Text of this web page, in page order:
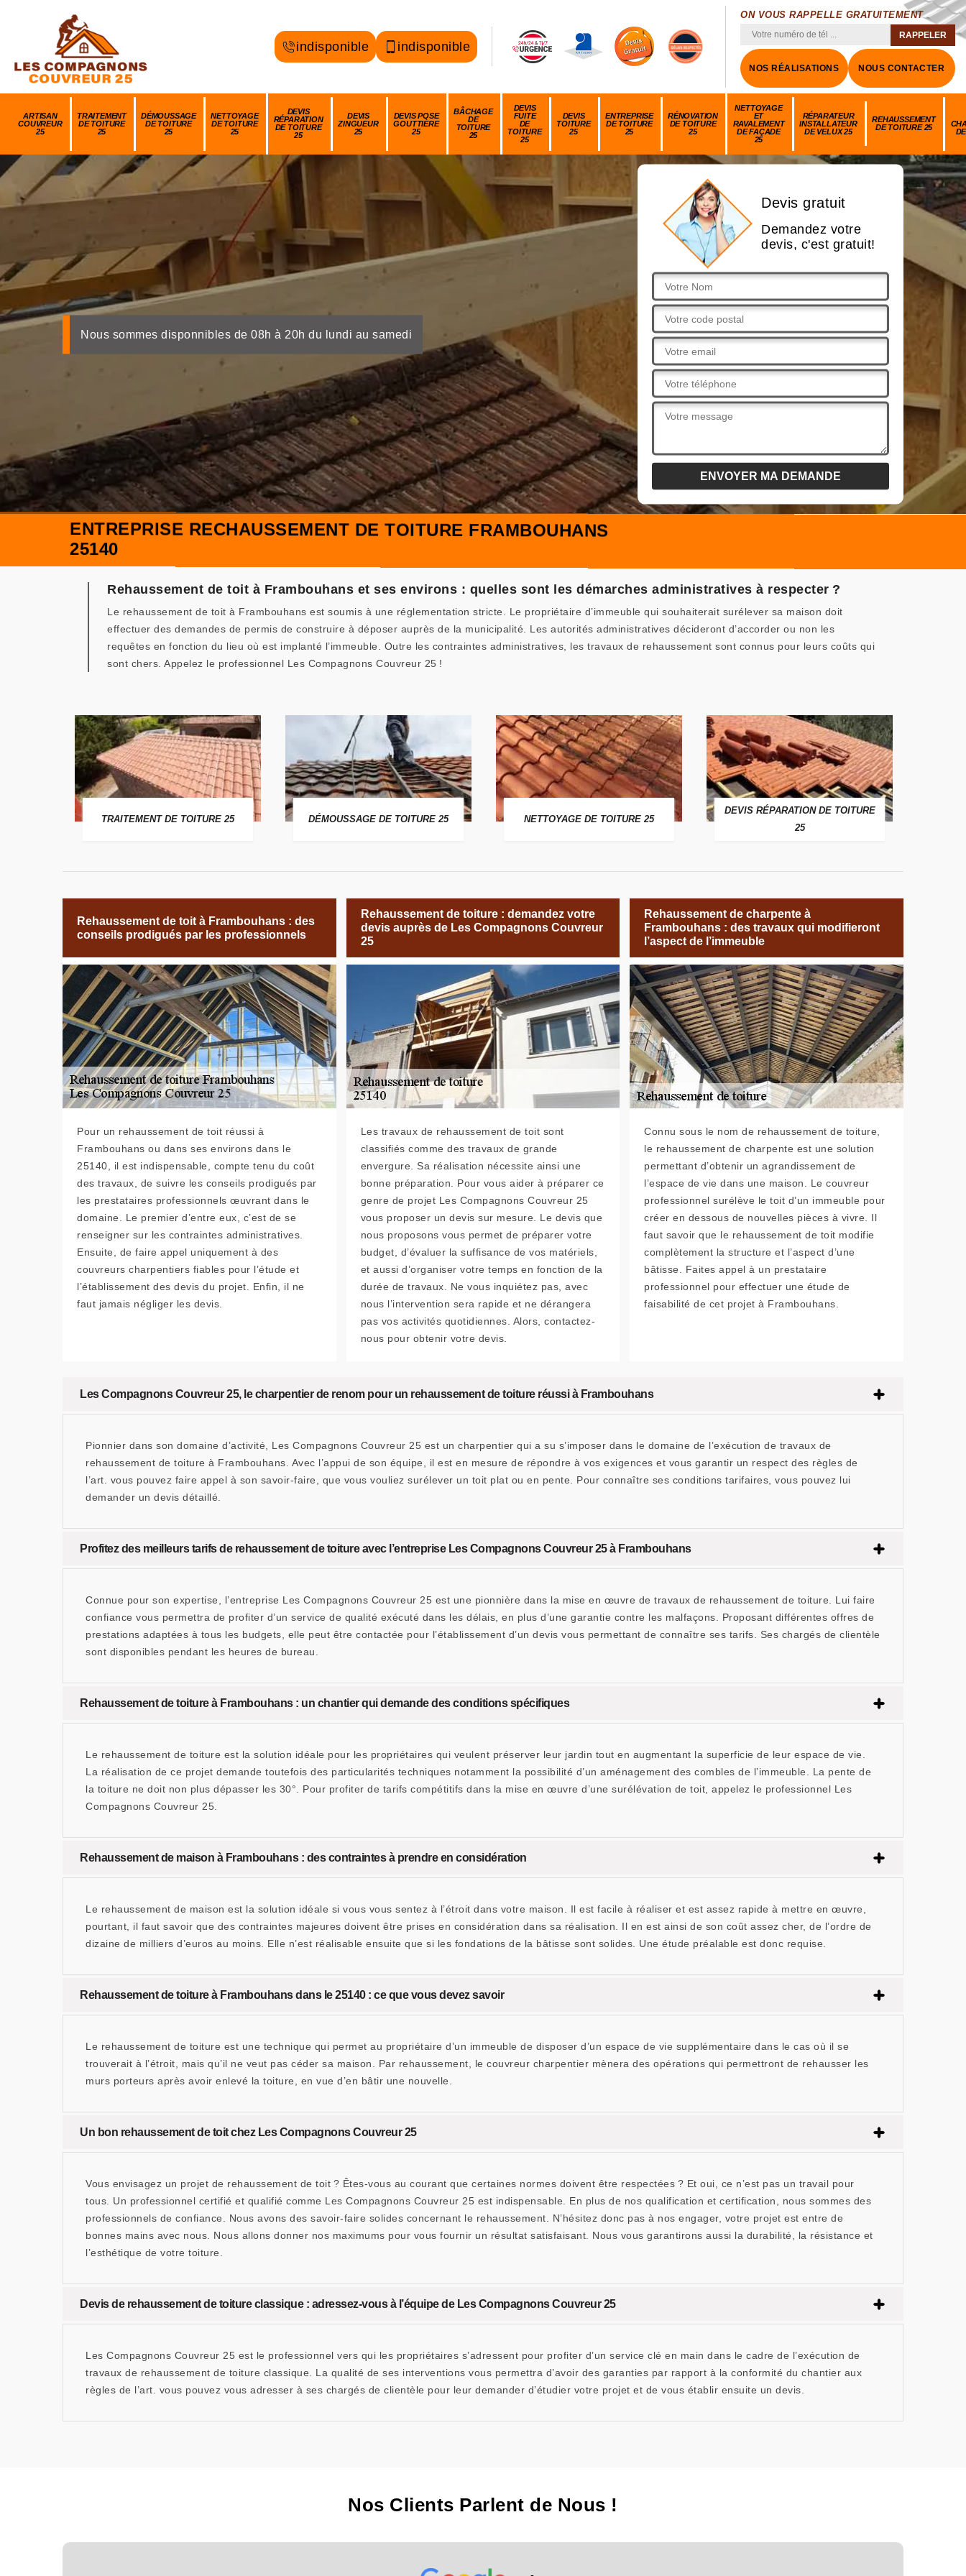
ON VOUS RAPPELLE GRATUITEMENT
NOS RÉALISATIONS NOUS CONTACTER
ARTISAN
COUVREUR
25
TRAITEMENT
DE TOITURE
25
DÉMOUSSAGE
DE TOITURE
25
NETTOYAGE
DE TOITURE
25
DEVIS
RÉPARATION
DE TOITURE
25
DEVIS
ZINGUEUR
25
DEVIS POSE
GOUTTIÈRE
25
BÂCHAGE
DE
TOITURE
25
DEVIS
FUITE
DE
TOITURE
25
DEVIS
TOITURE
25
ENTREPRISE
DE TOITURE
25
RÉNOVATION
DE TOITURE
25
NETTOYAGE
ET
RAVALEMENT
DE FAÇADE
25
RÉPARATEUR
INSTALLATEUR
DE VELUX 25
REHAUSSEMENT
DE TOITURE 25
Nous sommes disponnibles de 08h à 20h du lundi au samedi
Devis gratuit
Demandez votre
devis, c'est gratuit!
ENTREPRISE RECHAUSSEMENT DE TOITURE FRAMBOUHANS
25140
Rehaussement de toit à Frambouhans et ses environs : quelles sont les démarches administratives à respecter ?
Le rehaussement de toit à Frambouhans est soumis à une réglementation stricte. Le propriétaire d’immeuble qui souhaiterait surélever sa maison doit
effectuer des demandes de permis de construire à déposer auprès de la municipalité. Les autorités administratives décideront d’accorder ou non les
requêtes en fonction du lieu où est implanté l’immeuble. Outre les contraintes administratives, les travaux de rehaussement sont connus pour leurs coûts qui
sont chers. Appelez le professionnel Les Compagnons Couvreur 25 !
TRAITEMENT DE TOITURE 25 DÉMOUSSAGE DE TOITURE 25 NETTOYAGE DE TOITURE 25
DEVIS RÉPARATION DE TOITURE
25
Rehaussement de toit à Frambouhans : des
conseils prodigués par les professionnels
Pour un rehaussement de toit réussi à
Frambouhans ou dans ses environs dans le
25140, il est indispensable, compte tenu du coût
des travaux, de suivre les conseils prodigués par
les prestataires professionnels œuvrant dans le
domaine. Le premier d’entre eux, c’est de se
renseigner sur les contraintes administratives.
Ensuite, de faire appel uniquement à des
couvreurs charpentiers fiables pour l’étude et
l’établissement des devis du projet. Enfin, il ne
faut jamais négliger les devis.
Rehaussement de toiture : demandez votre
devis auprès de Les Compagnons Couvreur
25
Les travaux de rehaussement de toit sont
classifiés comme des travaux de grande
envergure. Sa réalisation nécessite ainsi une
bonne préparation. Pour vous aider à préparer ce
genre de projet Les Compagnons Couvreur 25
vous proposer un devis sur mesure. Le devis que
nous proposons vous permet de préparer votre
budget, d’évaluer la suffisance de vos matériels,
et aussi d’organiser votre temps en fonction de la
durée de travaux. Ne vous inquiétez pas, avec
nous l’intervention sera rapide et ne dérangera
pas vos activités quotidiennes. Alors, contactez-
nous pour obtenir votre devis.
Rehaussement de charpente à
Frambouhans : des travaux qui modifieront
l’aspect de l’immeuble
Connu sous le nom de rehaussement de toiture,
le rehaussement de charpente est une solution
permettant d’obtenir un agrandissement de
l’espace de vie dans une maison. Le couvreur
professionnel surélève le toit d’un immeuble pour
créer en dessous de nouvelles pièces à vivre. Il
faut savoir que le rehaussement de toit modifie
complètement la structure et l’aspect d’une
bâtisse. Faites appel à un prestataire
professionnel pour effectuer une étude de
faisabilité de cet projet à Frambouhans.
Les Compagnons Couvreur 25, le charpentier de renom pour un rehaussement de toiture réussi à Frambouhans
Pionnier dans son domaine d’activité, Les Compagnons Couvreur 25 est un charpentier qui a su s’imposer dans le domaine de l’exécution de travaux de
rehaussement de toiture à Frambouhans. Avec l’appui de son équipe, il est en mesure de répondre à vos exigences et vous garantir un respect des règles de
l’art. vous pouvez faire appel à son savoir-faire, que vous vouliez surélever un toit plat ou en pente. Pour connaître ses conditions tarifaires, vous pouvez lui
demander un devis détaillé.
Profitez des meilleurs tarifs de rehaussement de toiture avec l’entreprise Les Compagnons Couvreur 25 à Frambouhans
Connue pour son expertise, l’entreprise Les Compagnons Couvreur 25 est une pionnière dans la mise en œuvre de travaux de rehaussement de toiture. Lui faire
confiance vous permettra de profiter d’un service de qualité exécuté dans les délais, en plus d’une garantie contre les malfaçons. Proposant différentes offres de
prestations adaptées à tous les budgets, elle peut être contactée pour l’établissement d’un devis vous permettant de connaître ses tarifs. Ses chargés de clientèle
sont disponibles pendant les heures de bureau.
Rehaussement de toiture à Frambouhans : un chantier qui demande des conditions spécifiques
Le rehaussement de toiture est la solution idéale pour les propriétaires qui veulent préserver leur jardin tout en augmentant la superficie de leur espace de vie.
La réalisation de ce projet demande toutefois des particularités techniques notamment la possibilité d’un aménagement des combles de l’immeuble. La pente de
la toiture ne doit non plus dépasser les 30°. Pour profiter de tarifs compétitifs dans la mise en œuvre d’une surélévation de toit, appelez le professionnel Les
Compagnons Couvreur 25.
Rehaussement de maison à Frambouhans : des contraintes à prendre en considération
Le rehaussement de maison est la solution idéale si vous vous sentez à l’étroit dans votre maison. Il est facile à réaliser et est assez rapide à mettre en œuvre,
pourtant, il faut savoir que des contraintes majeures doivent être prises en considération dans sa réalisation. Il en est ainsi de son coût assez cher, de l’ordre de
dizaine de milliers d’euros au moins. Elle n’est réalisable ensuite que si les fondations de la bâtisse sont solides. Une étude préalable est donc requise.
Rehaussement de toiture à Frambouhans dans le 25140 : ce que vous devez savoir
Le rehaussement de toiture est une technique qui permet au propriétaire d’un immeuble de disposer d’un espace de vie supplémentaire dans le cas où il se
trouverait à l’étroit, mais qu’il ne veut pas céder sa maison. Par rehaussement, le couvreur charpentier mènera des opérations qui permettront de rehausser les
murs porteurs après avoir enlevé la toiture, en vue d’en bâtir une nouvelle.
Un bon rehaussement de toit chez Les Compagnons Couvreur 25
Vous envisagez un projet de rehaussement de toit ? Êtes-vous au courant que certaines normes doivent être respectées ? Et oui, ce n’est pas un travail pour
tous. Un professionnel certifié et qualifié comme Les Compagnons Couvreur 25 est indispensable. En plus de nos qualification et certification, nous sommes des
professionnels de confiance. Nous avons des savoir-faire solides concernant le rehaussement. N’hésitez donc pas à nos engager, votre projet est entre de
bonnes mains avec nous. Nous allons donner nos maximums pour vous fournir un résultat satisfaisant. Nous vous garantirons aussi la durabilité, la résistance et
l’esthétique de votre toiture.
Devis de rehaussement de toiture classique : adressez-vous à l’équipe de Les Compagnons Couvreur 25
Les Compagnons Couvreur 25 est le professionnel vers qui les propriétaires s’adressent pour profiter d’un service clé en main dans le cadre de l’exécution de
travaux de rehaussement de toiture classique. La qualité de ses interventions vous permettra d’avoir des garanties par rapport à la conformité du chantier aux
règles de l’art. vous pouvez vous adresser à ses chargés de clientèle pour leur demander d’étudier votre projet et de vous établir ensuite un devis.
Nos Clients Parlent de Nous !